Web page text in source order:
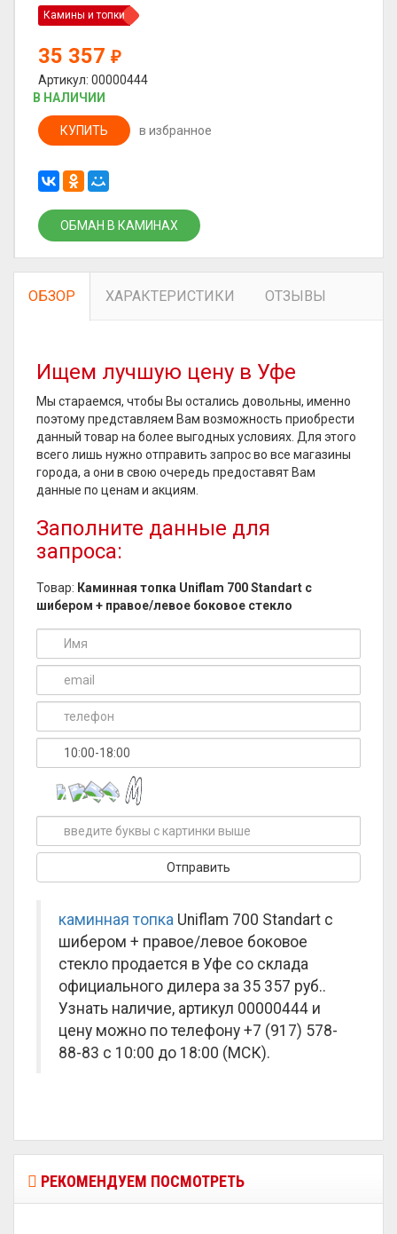
Камины и топки
35 357 ₽
Артикул: 00000444
В НАЛИЧИИ
КУПИТЬ в избранное
ОБМАН В КАМИНАХ
ОБЗОР ХАРАКТЕРИСТИКИ ОТЗЫВЫ
Ищем лучшую цену в Уфе
Мы стараемся, чтобы Вы остались довольны, именно
поэтому представляем Вам возможность приобрести
данный товар на более выгодных условиях. Для этого
всего лишь нужно отправить запрос во все магазины
города, а они в свою очередь предоставят Вам
данные по ценам и акциям.
Заполните данные для
запроса:
Товар: Каминная топка Uniflam 700 Standart с
шибером + правое/левое боковое стекло
каминная топка Uniflam 700 Standart с
шибером + правое/левое боковое
стекло продается в Уфе со склада
официального дилера за 35 357 руб..
Узнать наличие, артикул 00000444 и
цену можно по телефону +7 (917) 578-
88-83 с 10:00 до 18:00 (МСК).
РЕКОМЕНДУЕМ ПОСМОТРЕТЬ